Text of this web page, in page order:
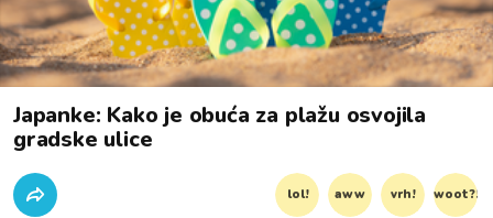
Japanke: Kako je obuća za plažu osvojila
gradske ulice
lol! aww vrh! woot?!